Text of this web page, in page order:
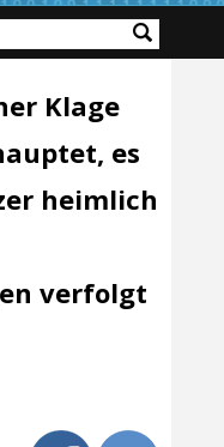
Klage
es
heimlich
verfolgt